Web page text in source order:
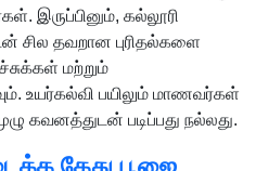
இருப்பினும், கல்லூரி
தவறான புரிதல்களை
மற்றும்
உயர்கல்வி பயிலும் மாணவர்கள்
கவனத்துடன் படிப்பது நல்லது.